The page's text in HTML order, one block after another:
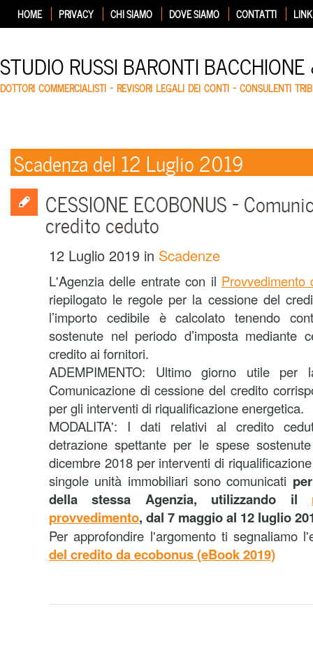
HOME PRIVACY CHI SIAMO DOVE SIAMO CONTATTI LINK
STUDIO RUSSI BARONTI
DOTTORI COMMERCIALISTI – REVISORI LEGALI DEI CONTI – CONSULENTI
Scadenza del 12 Luglio 2019
CESSIONE ECOBONUS –
credito ceduto
12 Luglio 2019 in Scadenze
L'Agenzia delle entrate con il
riepilogato le regole per la cessione del
l’importo cedibile è calcolato tenendo
sostenute nel periodo d’imposta mediante
credito ai fornitori.
ADEMPIMENTO: Ultimo giorno utile per
Comunicazione di cessione del credito
per gli interventi di riqualificazione energetica.
MODALITA': I dati relativi al credito
detrazione spettante per le spese
dicembre 2018 per interventi di
singole unità immobiliari sono comunicati
della stessa Agenzia, utilizzando il
provvedimento, dal 7 maggio al 12 luglio
Per approfondire l'argomento ti segnaliamo
del credito da ecobonus (eBook 2019)